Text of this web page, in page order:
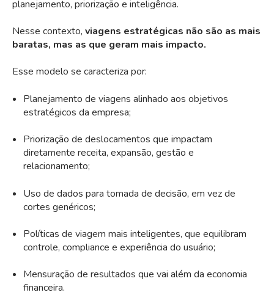
planejamento, priorização e inteligência.
Nesse contexto, viagens estratégicas não são as mais
baratas, mas as que geram mais impacto.
Esse modelo se caracteriza por:
Planejamento de viagens alinhado aos objetivos
estratégicos da empresa;
Priorização de deslocamentos que impactam
diretamente receita, expansão, gestão e
relacionamento;
Uso de dados para tomada de decisão, em vez de
cortes genéricos;
Políticas de viagem mais inteligentes, que equilibram
controle, compliance e experiência do usuário;
Mensuração de resultados que vai além da economia
financeira.